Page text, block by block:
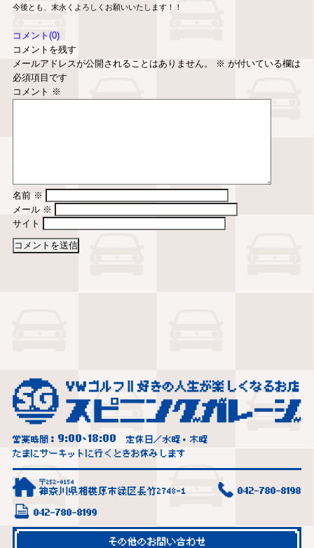
今後とも、末永くよろしくお願いいたします！！
コメント(0)
コメントを残す
メールアドレスが公開されることはありません。
※ が付いている欄は
必須項目です
コメント ※
名前 ※
メール ※
サイト
営業時間： 9:00~18:00
定休日／水曜・木曜
たまにサーキットに行くときお休みします
〒252-0154
神奈川県相模原市緑区長竹2748-1 042-780-8198
042-780-8199
その他のお問い合わせ